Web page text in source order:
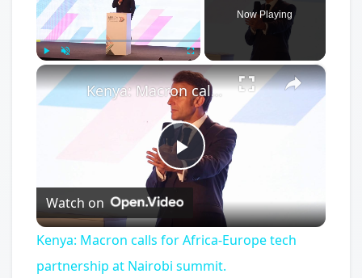
Play Unmute Fullscreen
Now Playing
×
Play
Video
Kenya: Macron calls for Africa-Europe tech partnership at Nairobi summit.
Watch on
Kenya: Macron calls for Africa-Europe tech
partnership at Nairobi summit.